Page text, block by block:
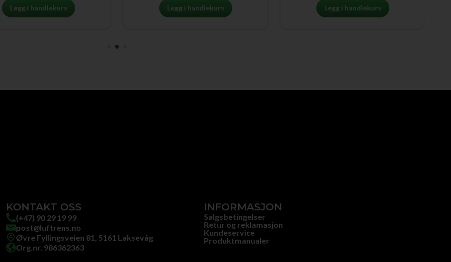
Legg i handlekurv Legg i handlekurv Legg i handlekurv
KONTAKT OSS
(+47) 90 29 19 99
post@luftrens.no
Øvre Fyllingsveien 81, 5161 Laksevåg
Org.nr. 986362363
INFORMASJON
Salgsbetingelser
Retur og reklamasjon
Kundeservice
Produktmanualer